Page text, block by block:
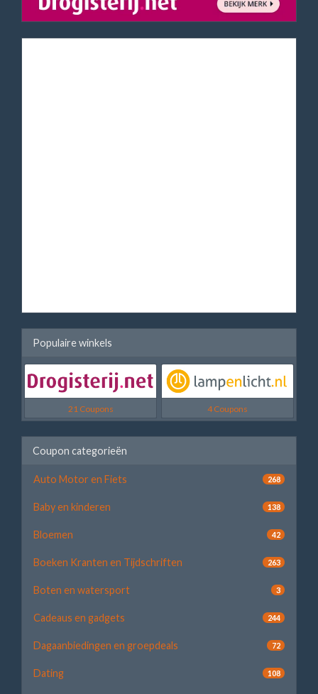
Populaire winkels
21 Coupons 4 Coupons
Coupon categorieën
Auto Motor en Fiets 268
Baby en kinderen 138
Bloemen 42
Boeken Kranten en Tijdschriften 263
Boten en watersport 3
Cadeaus en gadgets 244
Dagaanbiedingen en groepdeals 72
Dating 108